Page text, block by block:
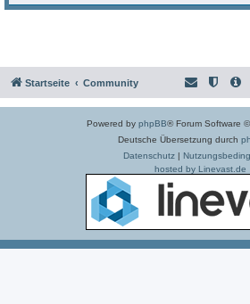
Startseite Community
Powered by phpBB® Forum Software
Deutsche Übersetzung durch
Datenschutz|
hosted by Linevast.de